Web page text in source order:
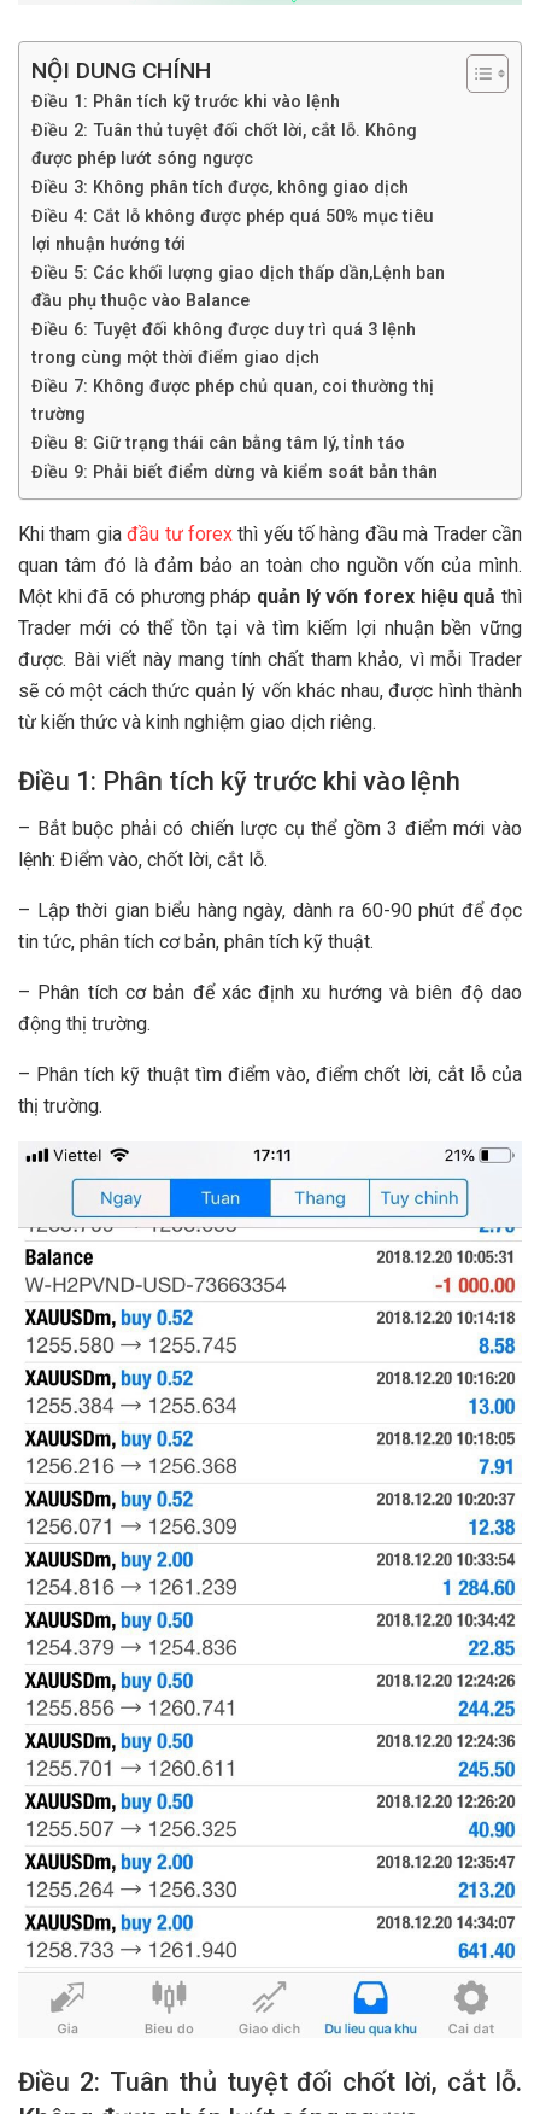
NỘI DUNG CHÍNH
Điều 1: Phân tích kỹ trước khi vào lệnh
Điều 2: Tuân thủ tuyệt đối chốt lời, cắt lỗ. Không
được phép lướt sóng ngược
Điều 3: Không phân tích được, không giao dịch
Điều 4: Cắt lỗ không được phép quá 50% mục tiêu
lợi nhuận hướng tới
Điều 5: Các khối lượng giao dịch thấp dần,Lệnh ban
đầu phụ thuộc vào Balance
Điều 6: Tuyệt đối không được duy trì quá 3 lệnh
trong cùng một thời điểm giao dịch
Điều 7: Không được phép chủ quan, coi thường thị
trường
Điều 8: Giữ trạng thái cân bằng tâm lý, tỉnh táo
Điều 9: Phải biết điểm dừng và kiểm soát bản thân
Khi tham giađầu tư forexthì yếu tố hàng đầu mà Trader cần
quan tâm đó là đảm bảo an toàn cho nguồn vốn của mình.
Một khi đã có phương pháp quản lý vốn forex hiệu quả thì
Trader mới có thể tồn tại và tìm kiếm lợi nhuận bền vững
được. Bài viết này mang tính chất tham khảo, vì mỗi Trader
sẽ có một cách thức quản lý vốn khác nhau, được hình thành
từ kiến thức và kinh nghiệm giao dịch riêng.
Điều 1: Phân tích kỹ trước khi vào lệnh
– Bắt buộc phải có chiến lược cụ thể gồm 3 điểm mới vào
lệnh: Điểm vào, chốt lời, cắt lỗ.
– Lập thời gian biểu hàng ngày, dành ra 60-90 phút để đọc
tin tức, phân tích cơ bản, phân tích kỹ thuật.
– Phân tích cơ bản để xác định xu hướng và biên độ dao
động thị trường.
– Phân tích kỹ thuật tìm điểm vào, điểm chốt lời, cắt lỗ của
thị trường.
Điều 2: Tuân thủ tuyệt đối chốt lời, cắt lỗ.